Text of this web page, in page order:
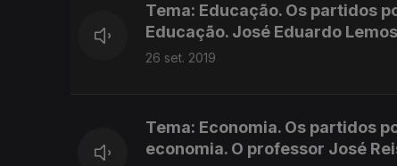
Tema: Educação. Os partidos
Educação. José Eduardo
26 set. 2019
Tema: Economia. Os partidos
economia. O professor José